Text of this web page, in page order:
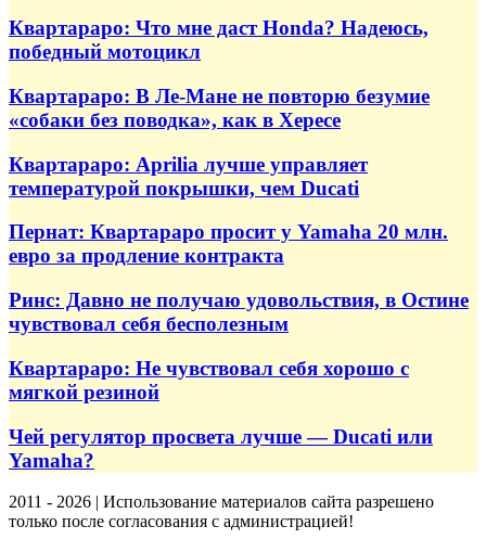
Квартараро: Что мне даст Honda? Надеюсь,
победный мотоцикл
Квартараро: В Ле-Мане не повторю безумие
«собаки без поводка», как в Хересе
Квартараро: Aprilia лучше управляет
температурой покрышки, чем Ducati
Пернат: Квартараро просит у Yamaha 20 млн.
евро за продление контракта
Ринс: Давно не получаю удовольствия, в Остине
чувствовал себя бесполезным
Квартараро: Не чувствовал себя хорошо с
мягкой резиной
Чей регулятор просвета лучше — Ducati или
Yamaha?
2011 - 2026 | Использование материалов сайта разрешено
только после согласования с администрацией!